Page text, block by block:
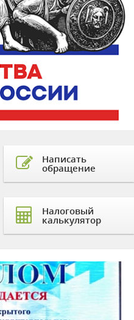
Написать
обращение
Налоговый
калькулятор